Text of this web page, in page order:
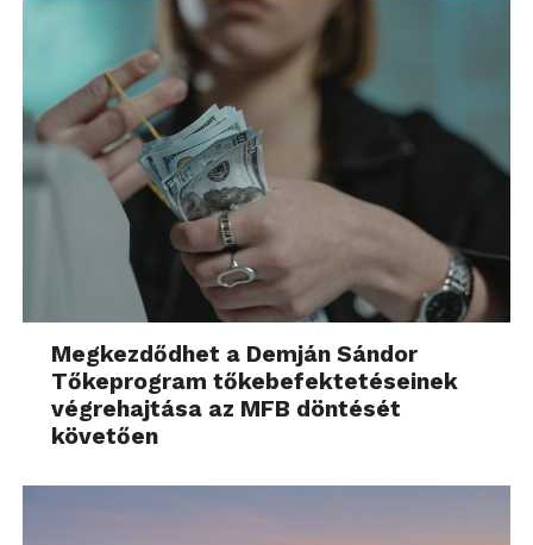
Megkezdődhet a Demján Sándor
Tőkeprogram tőkebefektetéseinek
végrehajtása az MFB döntését
követően